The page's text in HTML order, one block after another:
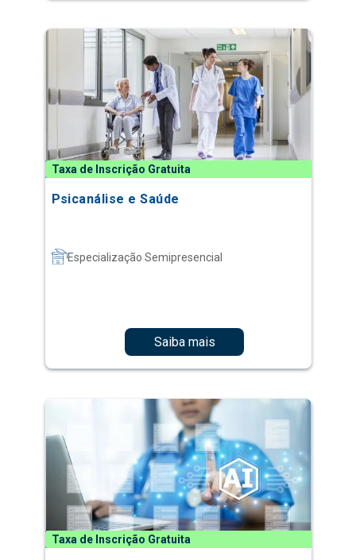
Taxa de Inscrição Gratuita
Psicanálise e Saúde
Especialização Semipresencial
Saiba mais
Taxa de Inscrição Gratuita